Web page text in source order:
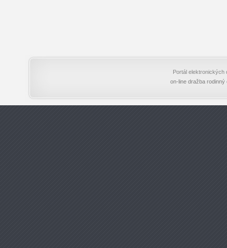
Portál
on-line dražba rodinný